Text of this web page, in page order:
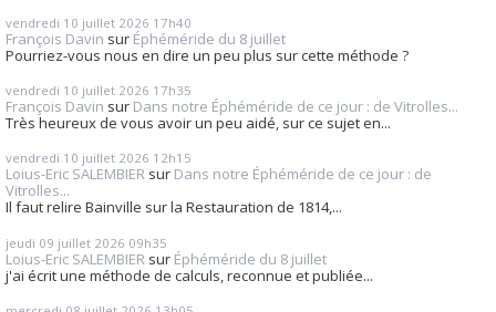
vendredi 10 juillet 2026 17h40
François Davin sur Éphéméride du 8 juillet
Pourriez-vous nous en dire un peu plus sur cette méthode ?
vendredi 10 juillet 2026 17h35
François Davin sur Dans notre Éphéméride de ce jour : de Vitrolles...
Très heureux de vous avoir un peu aidé, sur ce sujet en...
vendredi 10 juillet 2026 12h15
Loius-Eric SALEMBIER sur Dans notre Éphéméride de ce jour : de
Vitrolles...
Il faut relire Bainville sur la Restauration de 1814,...
jeudi 09 juillet 2026 09h35
Loius-Eric SALEMBIER sur Éphéméride du 8 juillet
j'ai écrit une méthode de calculs, reconnue et publiée...